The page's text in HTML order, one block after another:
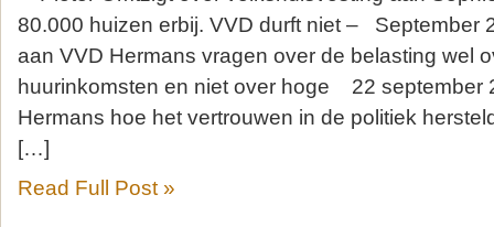
80.000 huizen erbij. VVD durft niet – September
aan VVD Hermans vragen over de belasting wel
huurinkomsten en niet over hoge 22 september
Hermans hoe het vertrouwen in de politiek
[…]
Read Full Post »